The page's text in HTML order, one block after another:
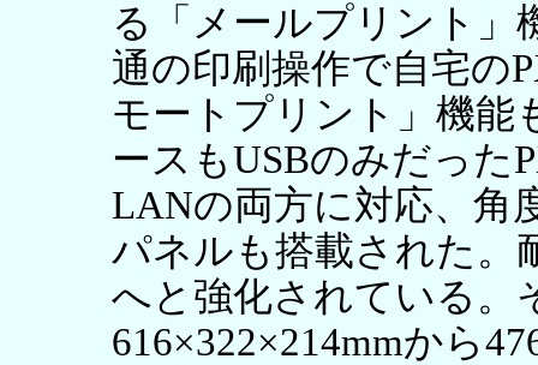
る「メールプリント」
通の印刷操作で自宅の
モートプリント」機能
ースもUSBのみだった
LANの両方に対応、角
パネルも搭載された。
へと強化されている。
616×322×214mmから